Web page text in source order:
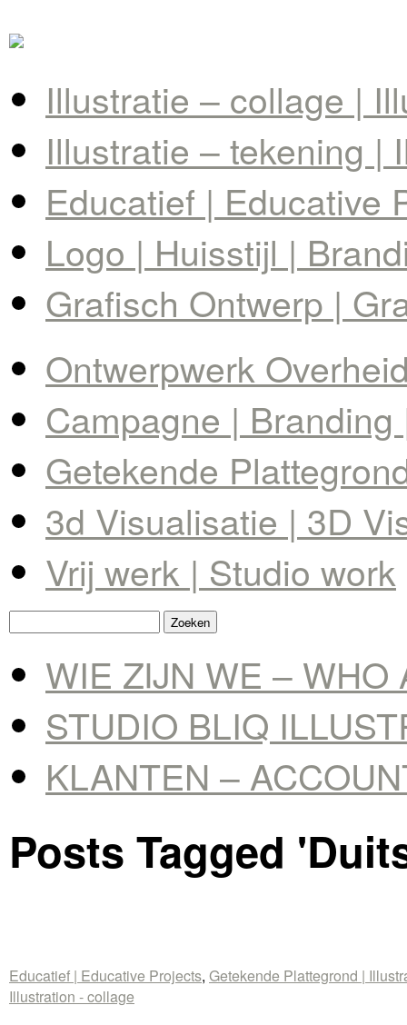
Illustratie – collage |
Illustratie – tekening |
Educatief | Educative
Logo | Huisstijl |
Grafisch Ontwerp |
Ontwerpwerk
Campagne |
Getekende
3d Visualisatie | 3D
Vrij werk | Studio work
WIE ZIJN WE – WHO
STUDIO BLIQ
KLANTEN –
Posts Tagged '
Educatief | Educative Projects, Getekende Plattegrond |
Illustration - collage